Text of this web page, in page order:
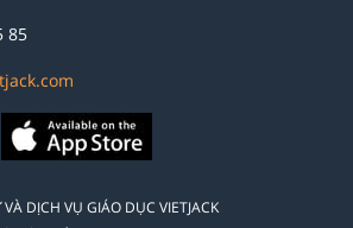
85
DỊCH VỤ GIÁO DỤC VIETJACK